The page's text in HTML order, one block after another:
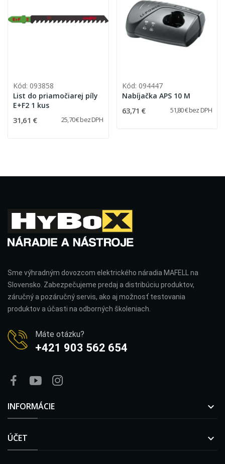
Kód: 093858
List do priamočiarej píly
E+F2 1 kus
31,61 € 25,70 € bez DPH
Kód: 094447
Nabíjačka APS 10 M
63,71 € 51,80 € bez DPH
Sme výhradným dovozcom elektrického náradia MAFELL na
Slovensko. Zabezpečujeme predaj a distribúciu produktov,
záručný a pozáručný servis, ako aj možnosť testovania
produktov a účasti na odborných školeniach.
Máte otázku?
+421 903 562 654
INFORMÁCIE 
ÚČET 